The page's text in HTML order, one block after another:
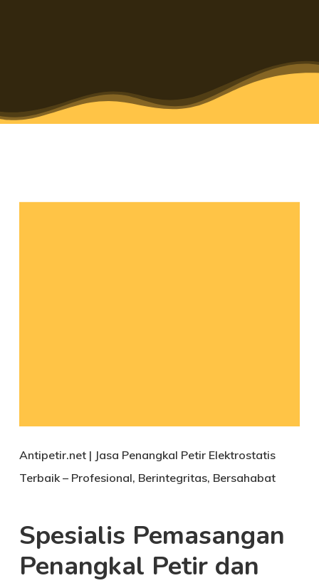
Spesialis Pemasangan
Penangkal Petir dan
Antipetir.net | Jasa Penangkal Petir Elektrostatis
Terbaik – Profesional, Berintegritas, Bersahabat